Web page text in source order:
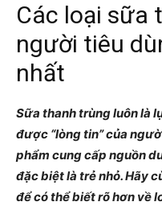
Các loại sữa
người tiêu
nhất
Sữa thanh trùng luôn là
được “lòng tin” của
phẩm cung cấp nguồn
đặc biệt là trẻ nhỏ. Hãy
để có thể biết rõ hơn về